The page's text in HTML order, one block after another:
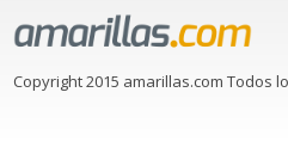
Copyright 2015 amarillas.com Todos